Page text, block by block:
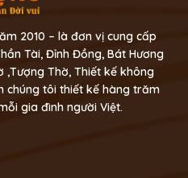
2010 – là đơn vị cung cấp
Tài, Đỉnh Đồng, Bát Hương
,Tượng Thờ, Thiết kế không
chúng tôi thiết kế hàng trăm
gia đình người Việt.